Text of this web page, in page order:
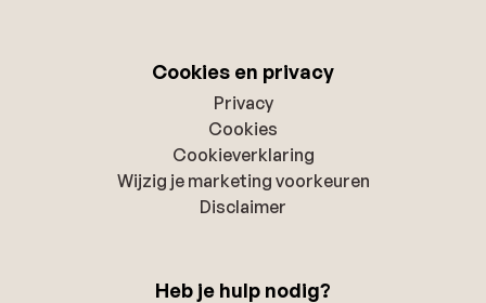
Cookies en privacy
Privacy
Cookies
Cookieverklaring
Wijzig je marketing voorkeuren
Disclaimer
Heb je hulp nodig?